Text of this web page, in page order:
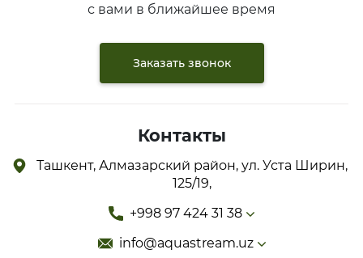
с вами в ближайшее время
Заказать звонок
Контакты
Ташкент, Алмазарский район, ул. Уста Ширин,
125/19,
+998 97 424 31 38
info@aquastream.uz